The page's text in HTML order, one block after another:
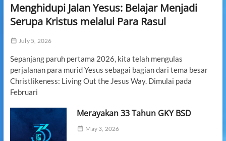
Menghidupi Jalan Yesus: Belajar Menjadi
Serupa Kristus melalui Para Rasul
July 5, 2026
Sepanjang paruh pertama 2026, kita telah mengulas
perjalanan para murid Yesus sebagai bagian dari tema besar
Christlikeness: Living Out the Jesus Way. Dimulai pada
Februari
Merayakan 33 Tahun GKY BSD
May 3, 2026